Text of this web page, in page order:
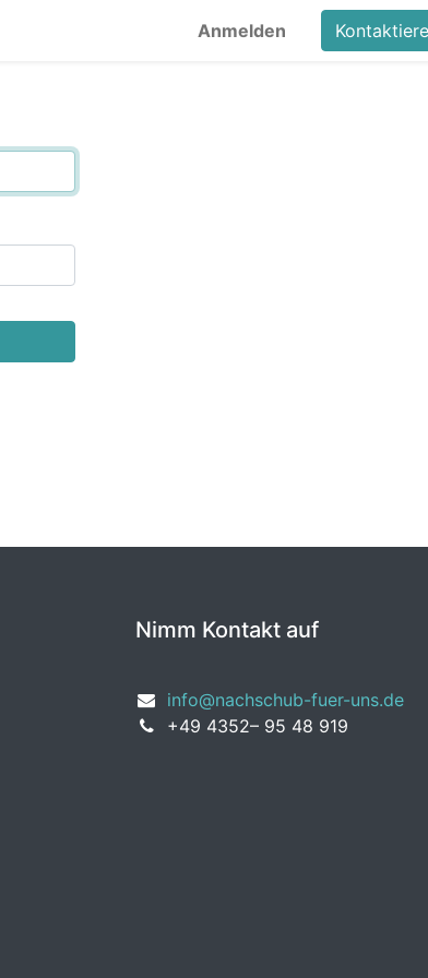
Anmelden
Nimm Kontakt auf
info@nachschub-fuer-uns.de
+49 4352– 95 48 919